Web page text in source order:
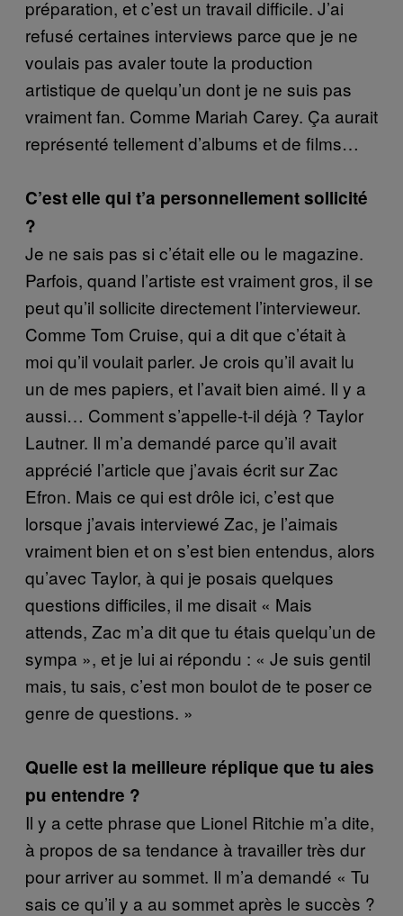
préparation, et c’est un travail difficile. J’ai
refusé certaines interviews parce que je ne
voulais pas avaler toute la production
artistique de quelqu’un dont je ne suis pas
vraiment fan. Comme Mariah Carey. Ça aurait
représenté tellement d’albums et de films…
C’est elle qui t’a personnellement sollicité
?
Je ne sais pas si c’était elle ou le magazine.
Parfois, quand l’artiste est vraiment gros, il se
peut qu’il sollicite directement l’intervieweur.
Comme Tom Cruise, qui a dit que c’était à
moi qu’il voulait parler. Je crois qu’il avait lu
un de mes papiers, et l’avait bien aimé. Il y a
aussi… Comment s’appelle-t-il déjà ? Taylor
Lautner. Il m’a demandé parce qu’il avait
apprécié l’article que j’avais écrit sur Zac
Efron. Mais ce qui est drôle ici, c’est que
lorsque j’avais interviewé Zac, je l’aimais
vraiment bien et on s’est bien entendus, alors
qu’avec Taylor, à qui je posais quelques
questions difficiles, il me disait « Mais
attends, Zac m’a dit que tu étais quelqu’un de
sympa », et je lui ai répondu : « Je suis gentil
mais, tu sais, c’est mon boulot de te poser ce
genre de questions. »
Quelle est la meilleure réplique que tu aies
pu entendre ?
Il y a cette phrase que Lionel Ritchie m’a dite,
à propos de sa tendance à travailler très dur
pour arriver au sommet. Il m’a demandé « Tu
sais ce qu’il y a au sommet après le succès ?